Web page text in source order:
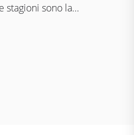
stagioni sono la…